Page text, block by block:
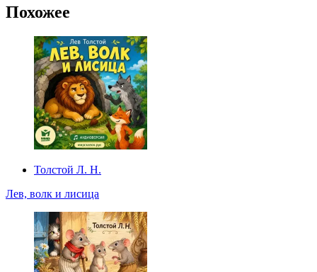
Похожее
Толстой Л. Н.
Лев, волк и лисица